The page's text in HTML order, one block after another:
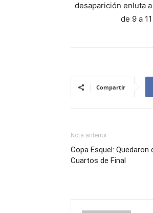
desaparición enluta
de 9 a
Compartir
Nota anterior
Copa Esquel:
Cuartos de Final